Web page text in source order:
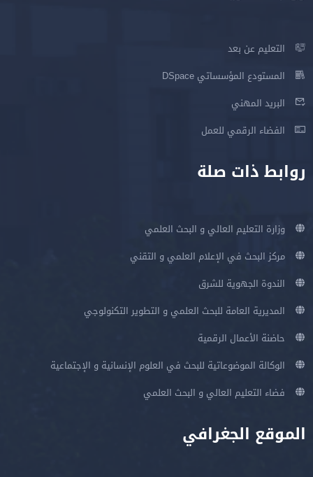
التعليم عن بعد
المستودع المؤسساتي DSpace
البريد المهني
الفضاء الرقمي للعمل
روابط ذات صلة
وزارة التعليم العالي و البحث العلمي
مركز البحث في الإعلام العلمي و التقني
الندوة الجهوية للشرق
المديرية العامة للبحث العلمي و التطوير التكنولوجي
حاضنة الأعمال الرقمية
الوكالة الموضوعاتية للبحث في العلوم الإنسانية و الإجتماعية
فضاء التعليم العالي و البحث العلمي
الموقع الجغرافي